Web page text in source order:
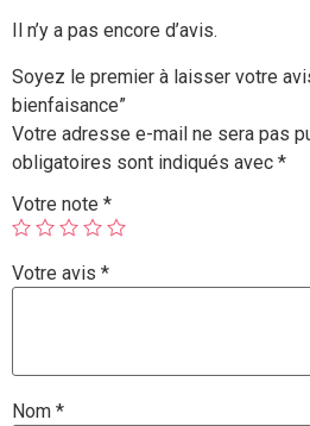
Il n’y a pas encore d’avis.
Soyez le premier à laisser votre
bienfaisance”
Votre adresse e-mail ne sera pas
obligatoires sont indiqués avec *
Votre note *
Votre avis *
Nom *